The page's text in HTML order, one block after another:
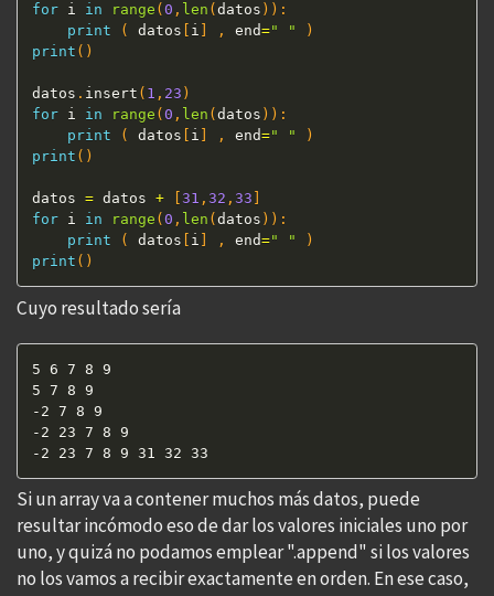
for i in range ( 0 , len ( datos ) ) :
print
( datos i , end=" "
)
print ( )
datos . insert ( 1 , 23 )
for i in range ( 0 , len ( datos ) ) :
print
( datos i , end=" "
)
print ( )
datos = datos + 31 , 32 , 33
for i in range ( 0 , len ( datos ) ) :
print
( datos i , end=" "
)
print ( )
Cuyo resultado sería
5 6 7 8 9
5 7 8 9
-2 7 8 9
-2 23 7 8 9
-2 23 7 8 9 31 32 33
Si un array va a contener muchos más datos, puede
resultar incómodo eso de dar los valores iniciales uno por
uno, y quizá no podamos emplear ".append" si los valores
no los vamos a recibir exactamente en orden. En ese caso,